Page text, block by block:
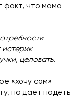
факт, что мама
истерик
целовать.
«хочу сам»
на даёт надеть